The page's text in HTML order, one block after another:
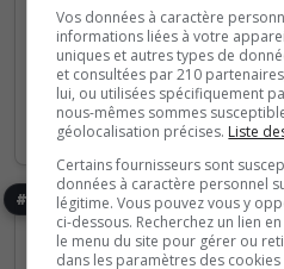
999 Slots
Voir le serveur
#36
Vos données à caractère
informations liées à votre
uniques et autres types de
et consultées par 210
lui, ou utilisées spécifiquement
nous-mêmes sommes
géolocalisation précises. Liste
Certains fournisseurs sont
données à caractère personnel
légitime. Vous pouvez vous y
ci-dessous. Recherchez un lien
le menu du site pour gérer ou
dans les paramètres des